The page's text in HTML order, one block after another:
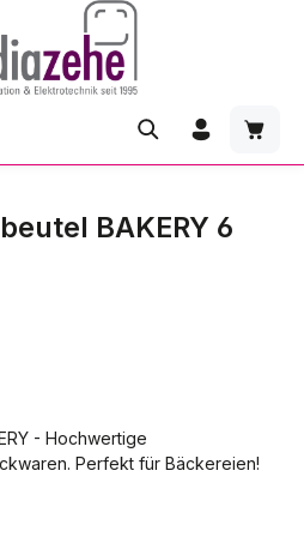
BAKERY 6
- Hochwertige
Perfekt für Bäckereien!